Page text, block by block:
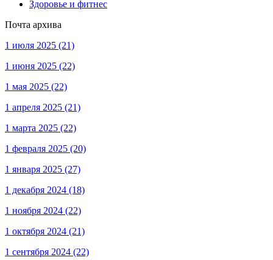
Здоровье и фитнес
Почта архива
1 июля 2025 (21)
1 июня 2025 (22)
1 мая 2025 (22)
1 апреля 2025 (21)
1 марта 2025 (22)
1 февраля 2025 (20)
1 января 2025 (27)
1 декабря 2024 (18)
1 ноября 2024 (22)
1 октября 2024 (21)
1 сентября 2024 (22)